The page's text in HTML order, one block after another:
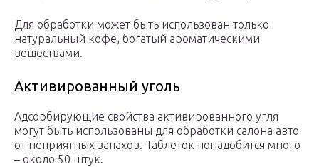
Для обработки может быть использован только
натуральный кофе, богатый ароматическими
веществами.
Активированный уголь
Адсорбирующие свойства активированного угля
могут быть использованы для обработки салона авто
от неприятных запахов. Таблеток понадобится много
– около 50 штук.